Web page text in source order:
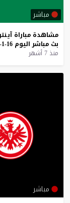
مباشر
مشاهدة مباراة
بث مباشر اليوم 16-1-2026
منذ 7 أشهر
مباشر